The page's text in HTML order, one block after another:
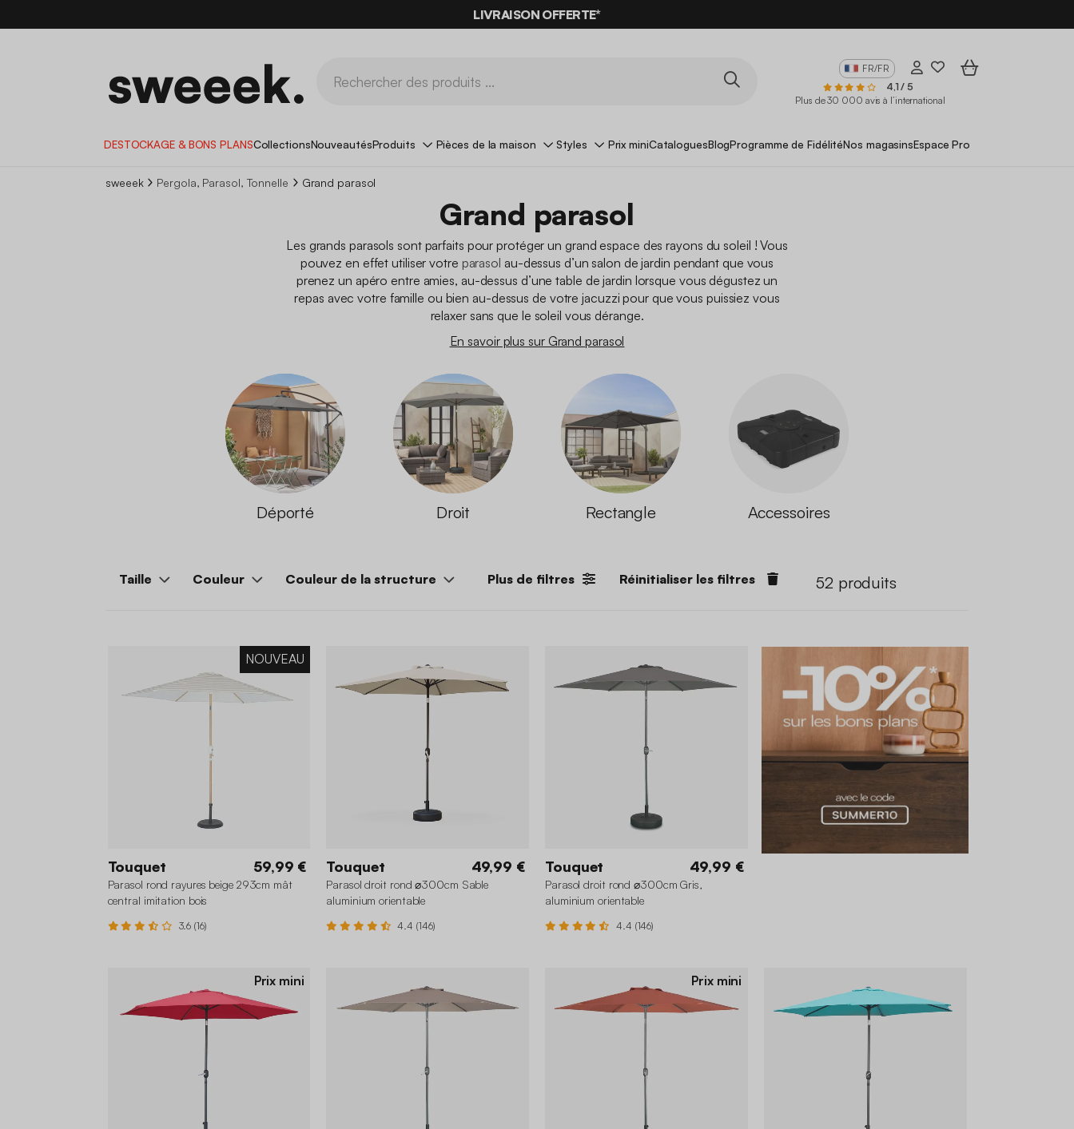
BONS PLANS* AVEC LECODE SUMMER10
LIVRAISON OFFERTE*
FR/FR
4,1 / 5
Plus de 30 000 avis à l’international
DESTOCKAGE & BONS PLANSCollectionsNouveautésProduits Pièces de la maison Styles Prix miniCataloguesBlogProgramme de FidélitéNos magasinsEspace Pro
sweeek Pergola, Parasol, Tonnelle Grand parasol
Grand parasol
Les grands parasols sont parfaits pour protéger un grand espace des rayons du soleil ! Vous
pouvez en effet utiliser votre parasol au-dessus d’un salon de jardin pendant que vous
prenez un apéro entre amies, au-dessus d’une table de jardin lorsque vous dégustez un
repas avec votre famille ou bien au-dessus de votre jacuzzi pour que vous puissiez vous
relaxer sans que le soleil vous dérange.
En savoir plus sur Grand parasol
Déporté Droit Rectangle Accessoires
Taille Couleur Couleur de la structure Plus de filtres Réinitialiser les filtres 52 produits
NOUVEAU
Touquet 59,99 €
Parasol rond rayures beige 293cm mât
central imitation bois
3.6 (16)
Touquet 49,99 €
Parasol droit rond ⌀300cm Sable
aluminium orientable
4.4 (146)
Touquet 49,99 €
Parasol droit rond ⌀300cm Gris,
aluminium orientable
4.4 (146)
Prix mini Prix mini